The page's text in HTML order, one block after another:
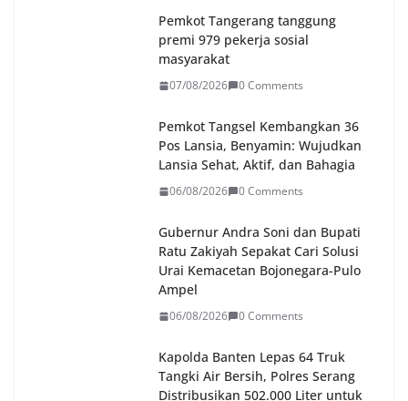
Pemkot Tangerang tanggung
premi 979 pekerja sosial
masyarakat
07/08/2026 0 Comments
Pemkot Tangsel Kembangkan 36
Pos Lansia, Benyamin: Wujudkan
Lansia Sehat, Aktif, dan Bahagia
06/08/2026 0 Comments
Gubernur Andra Soni dan Bupati
Ratu Zakiyah Sepakat Cari Solusi
Urai Kemacetan Bojonegara-Pulo
Ampel
06/08/2026 0 Comments
Kapolda Banten Lepas 64 Truk
Tangki Air Bersih, Polres Serang
Distribusikan 502.000 Liter untuk